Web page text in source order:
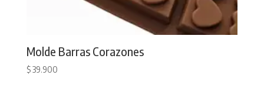
Molde Barras Corazones
$39.900